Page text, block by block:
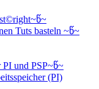
Tuts basteln ~წ~
und PSP~წ~
(PI)